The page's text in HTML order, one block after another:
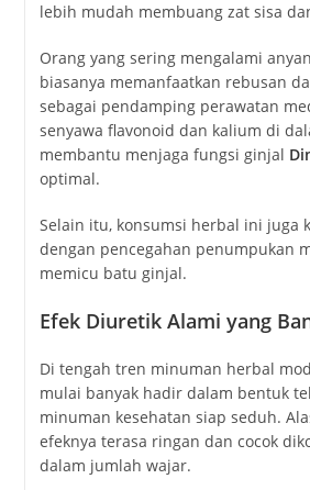
lebih mudah membuang zat sisa
Orang yang sering mengalami
biasanya memanfaatkan rebusan
sebagai pendamping perawatan
senyawa flavonoid dan kalium di
membantu menjaga fungsi ginjal
optimal.
Selain itu, konsumsi herbal ini juga
dengan pencegahan penumpukan
memicu batu ginjal.
Efek Diuretik Alami yang
Di tengah tren minuman herbal
mulai banyak hadir dalam bentuk
minuman kesehatan siap seduh.
efeknya terasa ringan dan cocok
dalam jumlah wajar.